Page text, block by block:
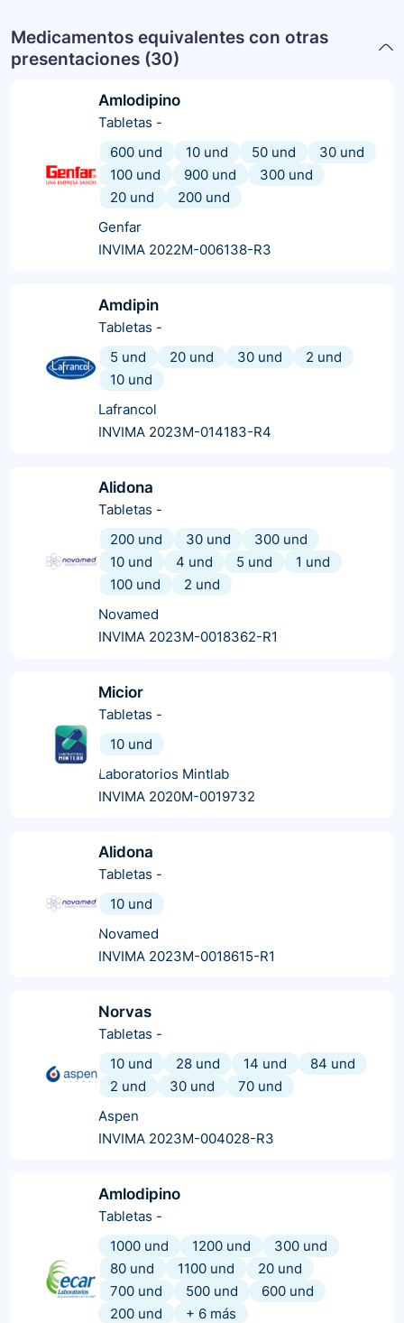
Medicamentos equivalentes con otras
presentaciones (30)
Amlodipino
Tabletas -
600 und
10 und 50 und
30 und
100 und
900 und
300 und
20 und
200 und
Genfar
INVIMA 2022M-006138-R3
Amdipin
Tabletas -
5 und
20 und 30 und
2 und
10 und
Lafrancol
INVIMA 2023M-014183-R4
Alidona
Tabletas -
200 und
30 und
300 und
10 und
4 und 5 und
1 und
100 und
2 und
Novamed
INVIMA 2023M-0018362-R1
Micior
Tabletas -
10 und
Laboratorios Mintlab
INVIMA 2020M-0019732
Alidona
Tabletas -
10 und
Novamed
INVIMA 2023M-0018615-R1
Norvas
Tabletas -
10 und
28 und 14 und
84 und
2 und
30 und
70 und
Aspen
INVIMA 2023M-004028-R3
Amlodipino
Tabletas -
1000 und
1200 und
300 und
80 und
1100 und
20 und
700 und
500 und
600 und
200 und
+ 6 más